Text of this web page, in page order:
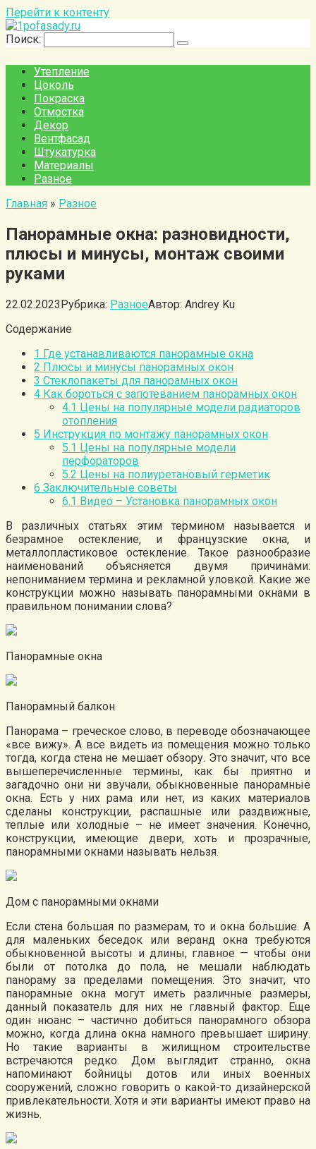
Перейти к контенту
Поиск:
Утепление
Цоколь
Покраска
Отмостка
Декор
Вентфасад
Штукатурка
Материалы
Разное
Главная » Разное
Панорамные окна: разновидности,
плюсы и минусы, монтаж своими
руками
22.02.2023Рубрика: РазноеАвтор: Andrey Ku
Содержание
1 Где устанавливаются панорамные окна
2 Плюсы и минусы панорамных окон
3 Стеклопакеты для панорамных окон
4 Как бороться с запотеванием панорамных окон
4.1 Цены на популярные модели радиаторов
отопления
5 Инструкция по монтажу панорамных окон
5.1 Цены на популярные модели
перфораторов
5.2 Цены на полиуретановый герметик
6 Заключительные советы
6.1 Видео – Установка панорамных окон
В различных статьях этим термином называется и
безрамное остекление, и французские окна, и
металлопластиковое остекление. Такое разнообразие
наименований объясняется двумя причинами:
непониманием термина и рекламной уловкой. Какие же
конструкции можно называть панорамными окнами в
правильном понимании слова?
Панорамные окна
Панорамный балкон
Панорама – греческое слово, в переводе обозначающее
«все вижу». А все видеть из помещения можно только
тогда, когда стена не мешает обзору. Это значит, что все
вышеперечисленные термины, как бы приятно и
загадочно они ни звучали, обыкновенные панорамные
окна. Есть у них рама или нет, из каких материалов
сделаны конструкции, распашные или раздвижные,
теплые или холодные – не имеет значения. Конечно,
конструкции, имеющие двери, хоть и прозрачные,
панорамными окнами называть нельзя.
Дом с панорамными окнами
Если стена большая по размерам, то и окна большие. А
для маленьких беседок или веранд окна требуются
обыкновенной высоты и длины, главное — чтобы они
были от потолка до пола, не мешали наблюдать
панораму за пределами помещения. Это значит, что
панорамные окна могут иметь различные размеры,
данный показатель для них не главный фактор. Еще
один нюанс – частично добиться панорамного обзора
можно, когда длина окна намного превышает ширину.
Но такие варианты в жилищном строительстве
встречаются редко. Дом выглядит странно, окна
напоминают бойницы дотов или иных военных
сооружений, сложно говорить о какой-то дизайнерской
привлекательности. Хотя и эти варианты имеют право на
жизнь.